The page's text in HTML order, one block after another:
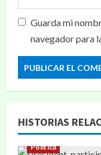
Guarda mi
navegador para
HISTORIAS
Política